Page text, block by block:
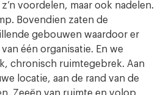
voordelen, maar ook nadelen.
Bovendien zaten de
gebouwen waardoor er
één organisatie. En we
chronisch ruimtegebrek. Aan
locatie, aan de rand van de